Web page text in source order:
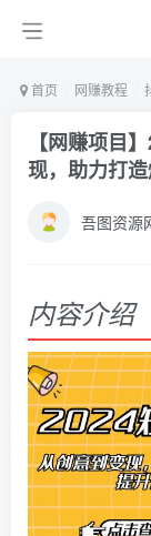
首页 网赚教程
【网赚项目
现，助力打
吾图资源
内容介绍